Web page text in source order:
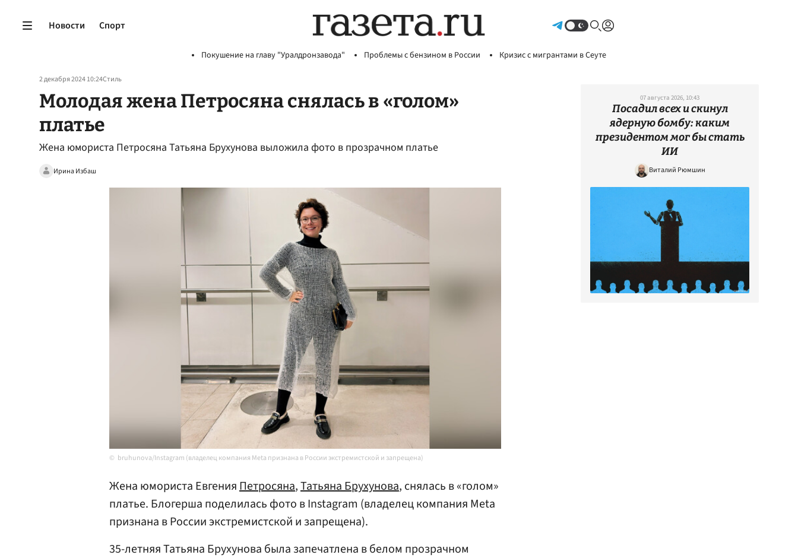
Новости Спорт
Покушение на главу "Уралдронзавода" Проблемы с бензином в России Кризис с мигрантами в Сеуте
2 декабря 2024 10:24Стиль
Молодая жена Петросяна снялась в «голом»
платье
Жена юмориста Петросяна Татьяна Брухунова выложила фото в прозрачном платье
Ирина Избаш
bruhunova/Instagram (владелец компания Meta признана в России экстремистской и запрещена)
Жена юмориста ЕвгенияПетросяна,Татьяна Брухунова, снялась в «голом»
платье. Блогерша поделилась фото в Instagram (владелец компания Meta
признана в России экстремистской и запрещена).
35-летняя Татьяна Брухунова была запечатлена в белом прозрачном
07 августа 2026, 10:43
Посадил всех и скинул
ядерную бомбу: каким
президентом мог бы стать
ИИ
Виталий Рюмшин